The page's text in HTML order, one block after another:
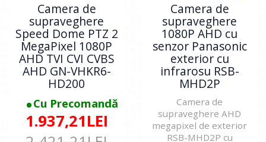
Camera de
supraveghere
Speed Dome PTZ 2
MegaPixel 1080P
AHD TVI CVI CVBS
AHD GN-VHKR6-
HD200
Cu Precomandă
1.937,21LEI
Camera de
supraveghere
1080P AHD cu
senzor Panasonic
exterior cu
infrarosu RSB-
MHD2P
Camera de
supraveghere AHD
megapixel de exterior
RSB-MHD2P cu